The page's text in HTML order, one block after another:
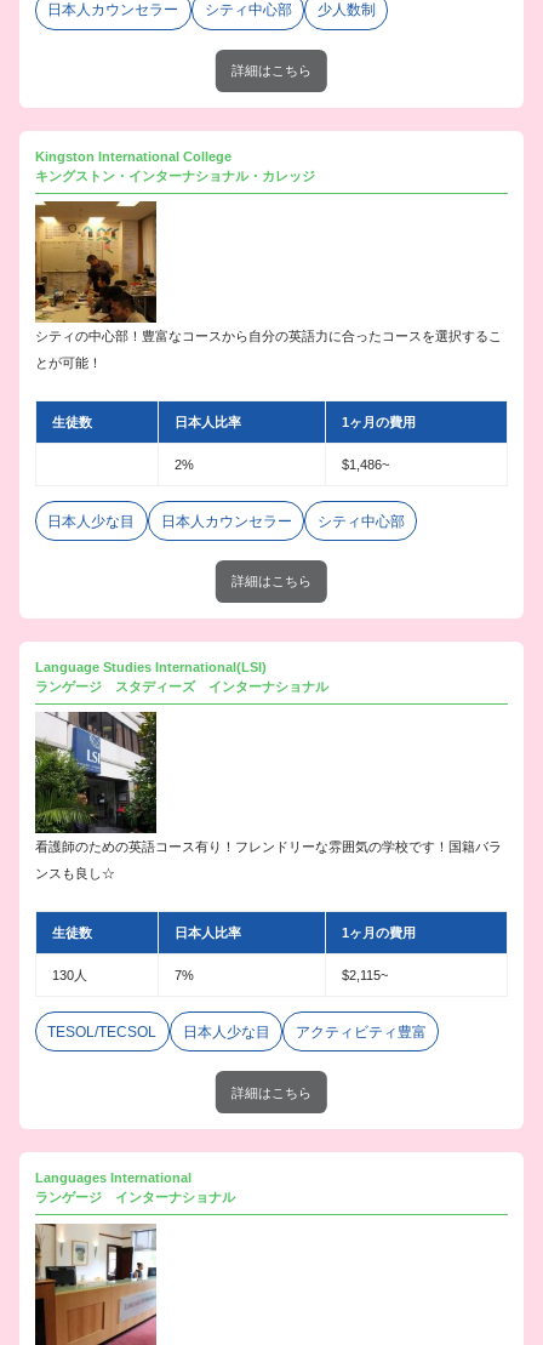
日本人カウンセラー シティ中心部 少人数制
詳細はこちら
Kingston International College
キングストン・インターナショナル・カレッジ
シティの中心部！豊富なコースから自分の英語力に合ったコースを選択するこ
とが可能！
生徒数 日本人比率 1ヶ月の費用
2% $1,486~
日本人少な目 日本人カウンセラー シティ中心部
詳細はこちら
Language Studies International(LSI)
ランゲージ スタディーズ インターナショナル
看護師のための英語コース有り！フレンドリーな雰囲気の学校です！国籍バラ
ンスも良し☆
生徒数 日本人比率 1ヶ月の費用
130人 7% $2,115~
TESOL/TECSOL 日本人少な目 アクティビティ豊富
詳細はこちら
Languages International
ランゲージ インターナショナル